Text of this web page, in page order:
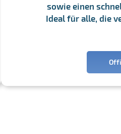
sowie einen
Ideal für alle, die